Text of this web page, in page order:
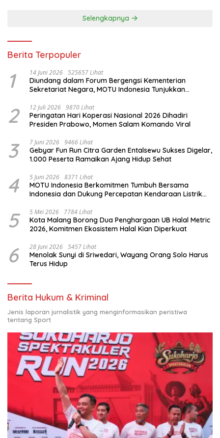
Selengkapnya
Berita Terpopuler
1 14 Juni 2026 525657 Lihat
Diundang dalam Forum Bergengsi Kementerian
Sekretariat Negara, MOTU Indonesia Tunjukkan
2 12 Juli 2026 9870 Lihat
Peringatan Hari Koperasi Nasional 2026 Dihadiri
Presiden Prabowo, Momen Salam Komando Viral
3 7 Juni 2026 9466 Lihat
Gebyar Fun Run Citra Garden Entalsewu Sukses Digelar,
1.000 Peserta Ramaikan Ajang Hidup Sehat
4 5 Juni 2026 8371 Lihat
MOTU Indonesia Berkomitmen Tumbuh Bersama
Indonesia dan Dukung Percepatan Kendaraan Listrik
5 5 Mei 2026 7784 Lihat
Kota Malang Borong Dua Penghargaan UB Halal Metric
2026, Komitmen Ekosistem Halal Kian Diperkuat
6 28 Juni 2026 5457 Lihat
Menolak Sunyi di Sriwedari, Wayang Orang Solo Harus
Terus Hidup
Berita Hukum & Kriminal
Jenis laporan jurnalistik yang menginformasikan peristiwa
tentang Sport